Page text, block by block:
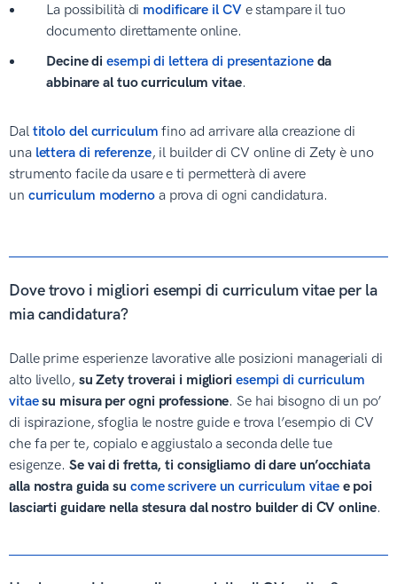
La possibilità di modificare il CV e stampare il tuo
documento direttamente online.
Decine di esempi di lettera di presentazioneda
abbinare al tuo curriculum vitae.
Dal titolo del curriculum fino ad arrivare alla creazione di
una lettera di referenze, il builder di CV online di Zety è uno
strumento facile da usare e ti permetterà di avere
un curriculum modernoa prova di ogni candidatura.
Dove trovo i migliori esempi di curriculum vitae per la
mia candidatura?
Dalle prime esperienze lavorative alle posizioni manageriali di
alto livello, su Zety troverai i migliori esempi di curriculum
vitaesu misura per ogni professione. Se hai bisogno di un po’
di ispirazione, sfoglia le nostre guide e trova l’esempio di CV
che fa per te, copialo e aggiustalo a seconda delle tue
esigenze.Se vai di fretta, ti consigliamo di dare un’occhiata
alla nostra guida su come scrivere un curriculum vitaee poi
lasciarti guidare nella stesura dal nostro builder di CV online.